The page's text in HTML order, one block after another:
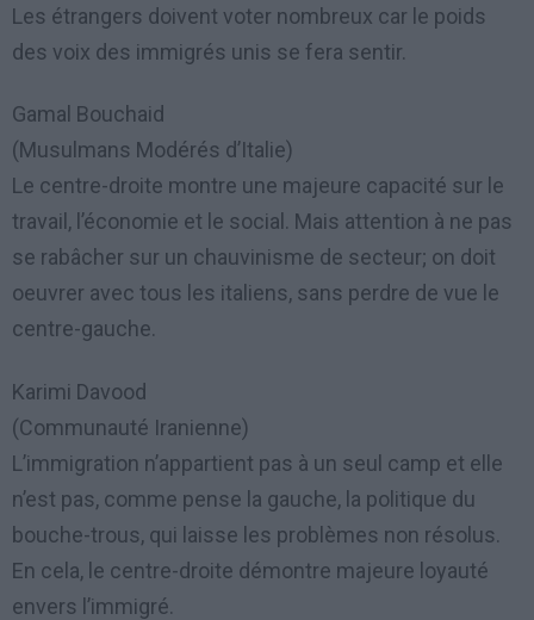
Les étrangers doivent voter nombreux car le poids
des voix des immigrés unis se fera sentir.
Gamal Bouchaid
(Musulmans Modérés d’Italie)
Le centre-droite montre une majeure capacité sur le
travail, l’économie et le social. Mais attention à ne pas
se rabâcher sur un chauvinisme de secteur; on doit
oeuvrer avec tous les italiens, sans perdre de vue le
centre-gauche.
Karimi Davood
(Communauté Iranienne)
L’immigration n’appartient pas à un seul camp et elle
n’est pas, comme pense la gauche, la politique du
bouche-trous, qui laisse les problèmes non résolus.
En cela, le centre-droite démontre majeure loyauté
envers l’immigré.